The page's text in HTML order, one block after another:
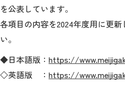
明治学院大学について
教育
研究
を公表しています。
各項目の内容を2024年度用に更
い。
◆日本語版： https://
◇英語版 ： https://